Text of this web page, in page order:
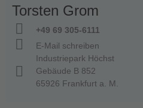
Torsten Grom
+49 69 305-6111
E-Mail schreiben
Industriepark Höchst
Gebäude B 852
65926 Frankfurt a. M.